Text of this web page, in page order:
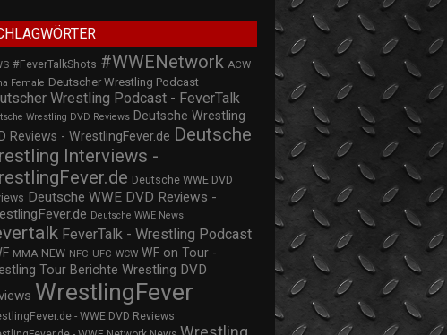
#FeverTalkShots #WWENetwork ACW
Female Deutscher Wrestling Podcast
Wrestling Podcast - FeverTalk
Wrestling DVD Reviews Deutsche Wrestling
Reviews - WrestlingFever.de Deutsche
Interviews -
Deutsche WWE DVD
Deutsche WWE DVD Reviews -
Deutsche WWE News
FeverTalk - Wrestling Podcast
MMA NEW NFC UFC WCW WF on Tour -
Tour Berichte Wrestling DVD
WrestlingFever
- WWE DVD Reviews